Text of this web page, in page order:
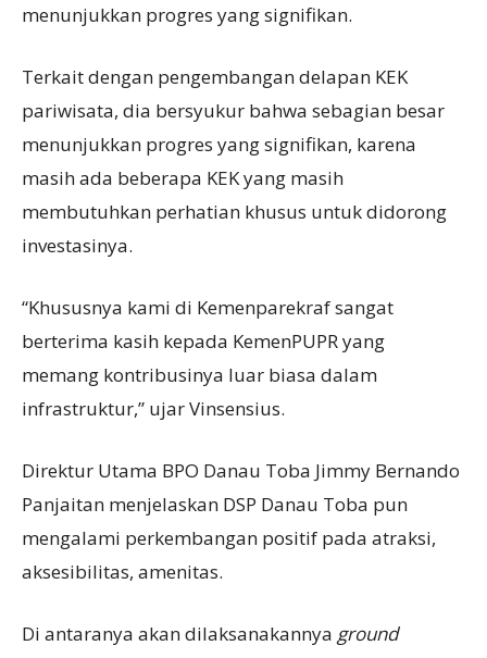
menunjukkan progres yang signifikan.
Terkait dengan pengembangan delapan KEK
pariwisata, dia bersyukur bahwa sebagian besar
menunjukkan progres yang signifikan, karena
masih ada beberapa KEK yang masih
membutuhkan perhatian khusus untuk didorong
investasinya.
“Khususnya kami di Kemenparekraf sangat
berterima kasih kepada KemenPUPR yang
memang kontribusinya luar biasa dalam
infrastruktur,” ujar Vinsensius.
Direktur Utama BPO Danau Toba Jimmy Bernando
Panjaitan menjelaskan DSP Danau Toba pun
mengalami perkembangan positif pada atraksi,
aksesibilitas, amenitas.
Di antaranya akan dilaksanakannya ground